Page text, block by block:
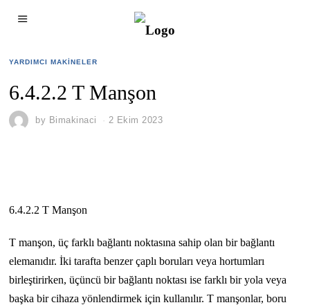
YARDIMCI MAKINELER
6.4.2.2 T Manşon
by Bimakinaci 2 Ekim 2023
6.4.2.2 T Manşon
T manşon, üç farklı bağlantı noktasına sahip olan bir bağlantı
elemanıdır. İki tarafta benzer çaplı boruları veya hortumları
birleştirirken, üçüncü bir bağlantı noktası ise farklı bir yola veya
başka bir cihaza yönlendirmek için kullanılır. T manşonlar, boru